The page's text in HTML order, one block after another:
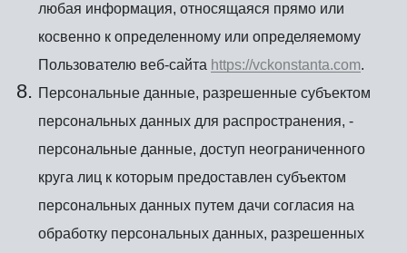
любая информация, относящаяся прямо или
косвенно к определенному или определяемому
Пользователю веб-сайта https://vckonstanta.com.
Персональные данные, разрешенные субъектом
персональных данных для распространения, -
персональные данные, доступ неограниченного
круга лиц к которым предоставлен субъектом
персональных данных путем дачи согласия на
обработку персональных данных, разрешенных